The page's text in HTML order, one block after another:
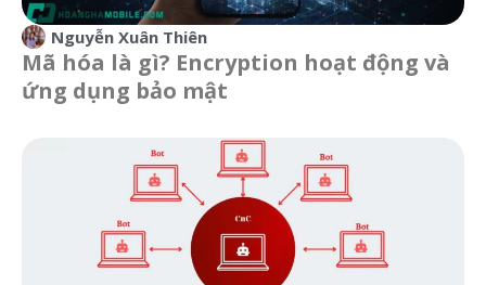
Nguyễn Xuân Thiên
Mã hóa là gì? Encryption hoạt động và
ứng dụng bảo mật